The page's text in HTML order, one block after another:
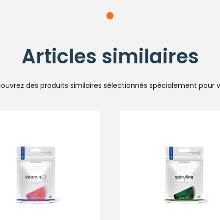
Articles similaires
des produits similaires sélectionnés spécialement pour